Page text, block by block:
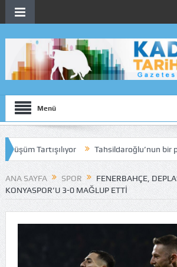
Menü
Tahsildaroğlu’nun bir parti
ANA SAYFA SPOR
FENERBAHÇE,
KONYASPOR’U 3-0 MAĞLUP ETTI